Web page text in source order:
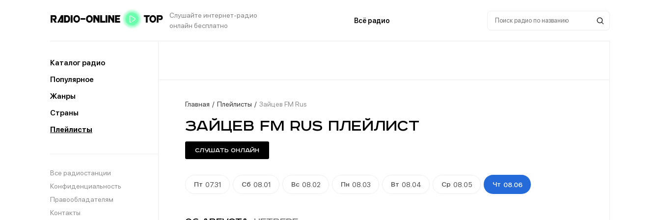
Слушайте интернет-радио
онлайн бесплатно
Всё радио
Главная Плейлисты Зайцев FM Rus
Зайцев FM Rus плейлист
Слушать онлайн
Пт 07.31 Сб 08.01 Вс 08.02 Пн 08.03 Вт 08.04 Ср 08.05 Чт 08.06
Каталог радио
Популярное
Жанры
Страны
Плейлисты
Все радиостанции
Конфиденциальность
Правообладателям
Контакты